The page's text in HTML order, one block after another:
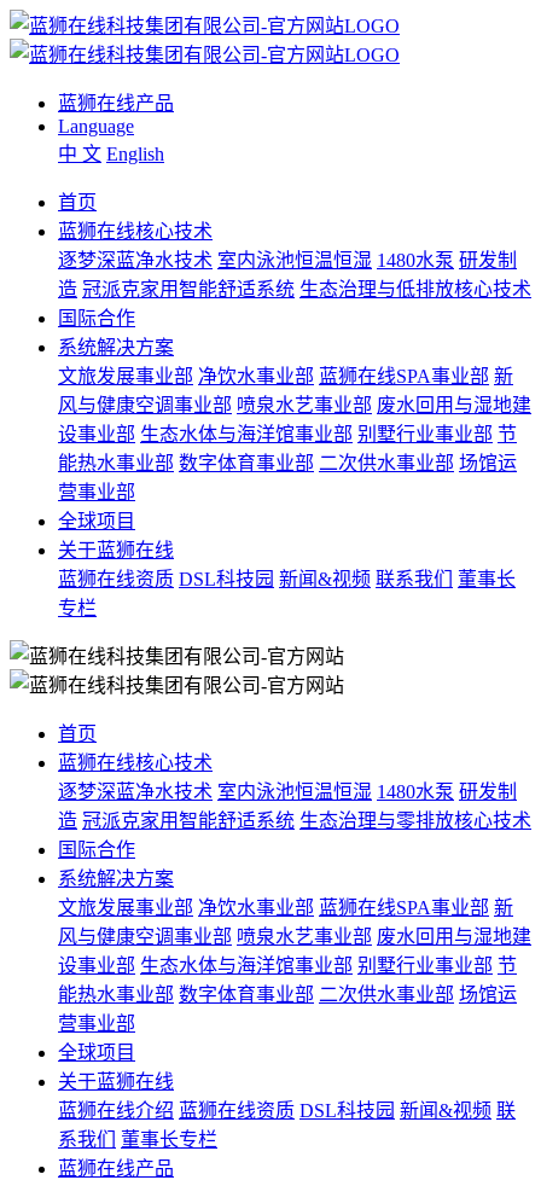
蓝狮在线产品
Language
中 文 English
首页
蓝狮在线核心技术
逐梦深蓝净水技术 室内泳池恒温恒湿 1480水泵 研发制
造 冠派克家用智能舒适系统 生态治理与低排放核心技术
国际合作
系统解决方案
文旅发展事业部 净饮水事业部 蓝狮在线SPA事业部 新
风与健康空调事业部 喷泉水艺事业部 废水回用与湿地建
设事业部 生态水体与海洋馆事业部 别墅行业事业部 节
能热水事业部 数字体育事业部 二次供水事业部 场馆运
营事业部
全球项目
关于蓝狮在线
蓝狮在线资质 DSL科技园 新闻&视频 联系我们
董事长
专栏
首页
蓝狮在线核心技术
逐梦深蓝净水技术 室内泳池恒温恒湿 1480水泵 研发制
造 冠派克家用智能舒适系统 生态治理与零排放核心技术
国际合作
系统解决方案
文旅发展事业部 净饮水事业部 蓝狮在线SPA事业部 新
风与健康空调事业部 喷泉水艺事业部 废水回用与湿地建
设事业部 生态水体与海洋馆事业部 别墅行业事业部 节
能热水事业部 数字体育事业部 二次供水事业部 场馆运
营事业部
全球项目
关于蓝狮在线
蓝狮在线介绍 蓝狮在线资质 DSL科技园 新闻&视频 联
系我们
董事长专栏
蓝狮在线产品